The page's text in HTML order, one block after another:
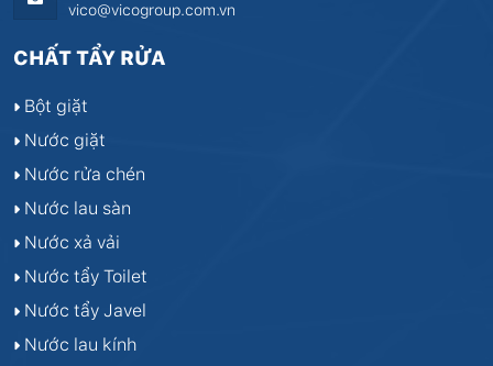
vico@vicogroup.com.vn
CHẤT TẨY RỬA
Bột giặt
Nước giặt
Nước rửa chén
Nước lau sàn
Nước xả vải
Nước tẩy Toilet
Nước tẩy Javel
Nước lau kính